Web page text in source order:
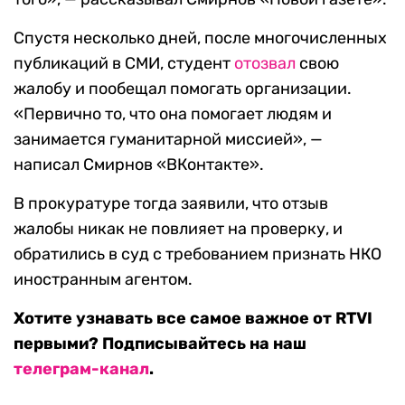
Спустя несколько дней, после многочисленных
публикаций в СМИ, студент отозвал свою
жалобу и пообещал помогать организации.
«Первично то, что она помогает людям и
занимается гуманитарной миссией», —
написал Смирнов «ВКонтакте».
В прокуратуре тогда заявили, что отзыв
жалобы никак не повлияет на проверку, и
обратились в суд с требованием признать НКО
иностранным агентом.
Хотите узнавать все самое важное от RTVI
первыми? Подписывайтесь на наш
телеграм-канал.